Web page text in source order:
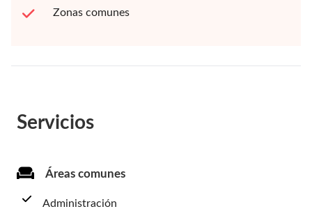
Zonas comunes
Servicios
Áreas comunes
Administración